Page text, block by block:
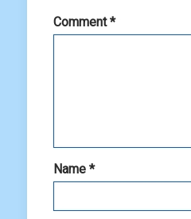
Comment*
Name *